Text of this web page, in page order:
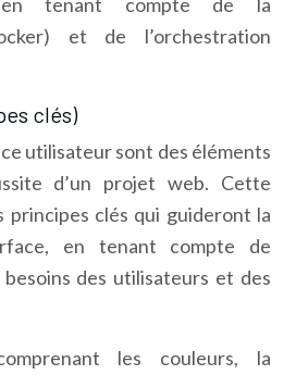
et de l’orchestration
clés)
utilisateur sont des éléments
d’un projet web. Cette
clés qui guideront la
en tenant compte de
des utilisateurs et des
les couleurs, la